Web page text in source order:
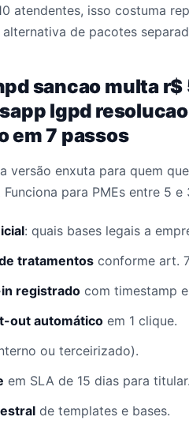
atendentes, isso costuma
de pacotes
sancao multa
lgpd
em 7 passos
versão enxuta para quem
para PMEs entre 5 e
: quais bases legais a
tratamentos conforme art.
registrado com timestamp
out automático em 1 clique.
ou terceirizado).
em SLA de 15 dias para
de templates e bases.